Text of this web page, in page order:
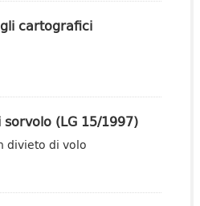
cartografici
(LG 15/1997)
divieto di volo